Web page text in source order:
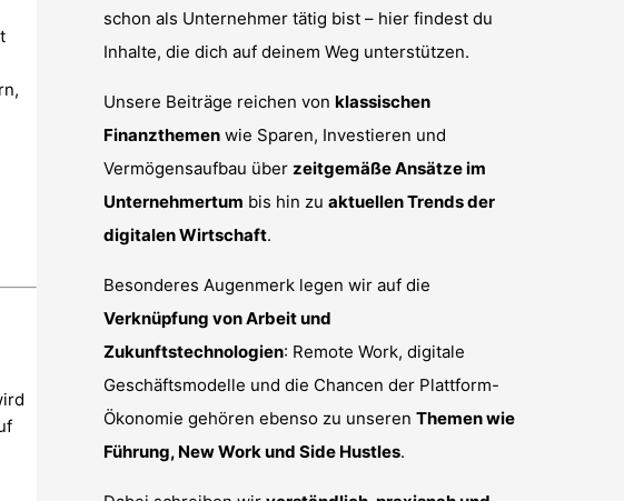
schon als Unternehmer tätig bist – hier findest du
Inhalte, die dich auf deinem Weg unterstützen.
Unsere Beiträge reichen von klassischen
Finanzthemen wie Sparen, Investieren und
Vermögensaufbau über zeitgemäße Ansätze im
Unternehmertum bis hin zu aktuellen Trends der
digitalen Wirtschaft.
Besonderes Augenmerk legen wir auf die
Verknüpfung von Arbeit und
Zukunftstechnologien: Remote Work, digitale
Geschäftsmodelle und die Chancen der Plattform-
Ökonomie gehören ebenso zu unseren Themen wie
Führung, New Work und Side Hustles.